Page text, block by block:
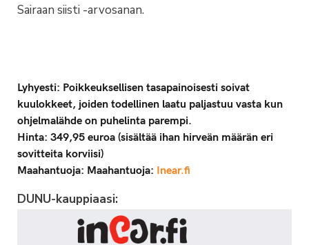
Sairaan siisti -arvosanan.
Lyhyesti: Poikkeuksellisen tasapainoisesti soivat
kuulokkeet, joiden todellinen laatu paljastuu vasta kun
ohjelmalähde on puhelinta parempi.
Hinta: 349,95 euroa (sisältää ihan hirveän määrän eri
sovitteita korviisi)
Maahantuoja: Maahantuoja: Inear.fi
DUNU-kauppiaasi: